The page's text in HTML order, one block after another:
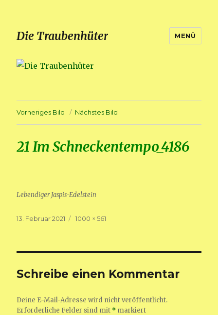
Die Traubenhüter MENÜ
Vorheriges Bild Nächstes Bild
21 Im Schneckentempo_4186
Lebendiger Jaspis-Edelstein
Veröffentlicht
13. Februar 2021
Volle
1000 × 561
Schreibe einen Kommentar
Deine E-Mail-Adresse wird nicht veröffentlicht.
Erforderliche Felder sind mit * markiert